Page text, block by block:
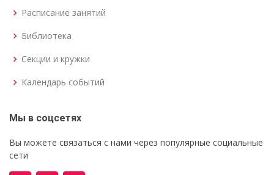
Расписание занятий
Библиотека
Секции и кружки
Календарь событий
Мы в соцсетях
Вы можете связаться с нами через популярные социальные
сети